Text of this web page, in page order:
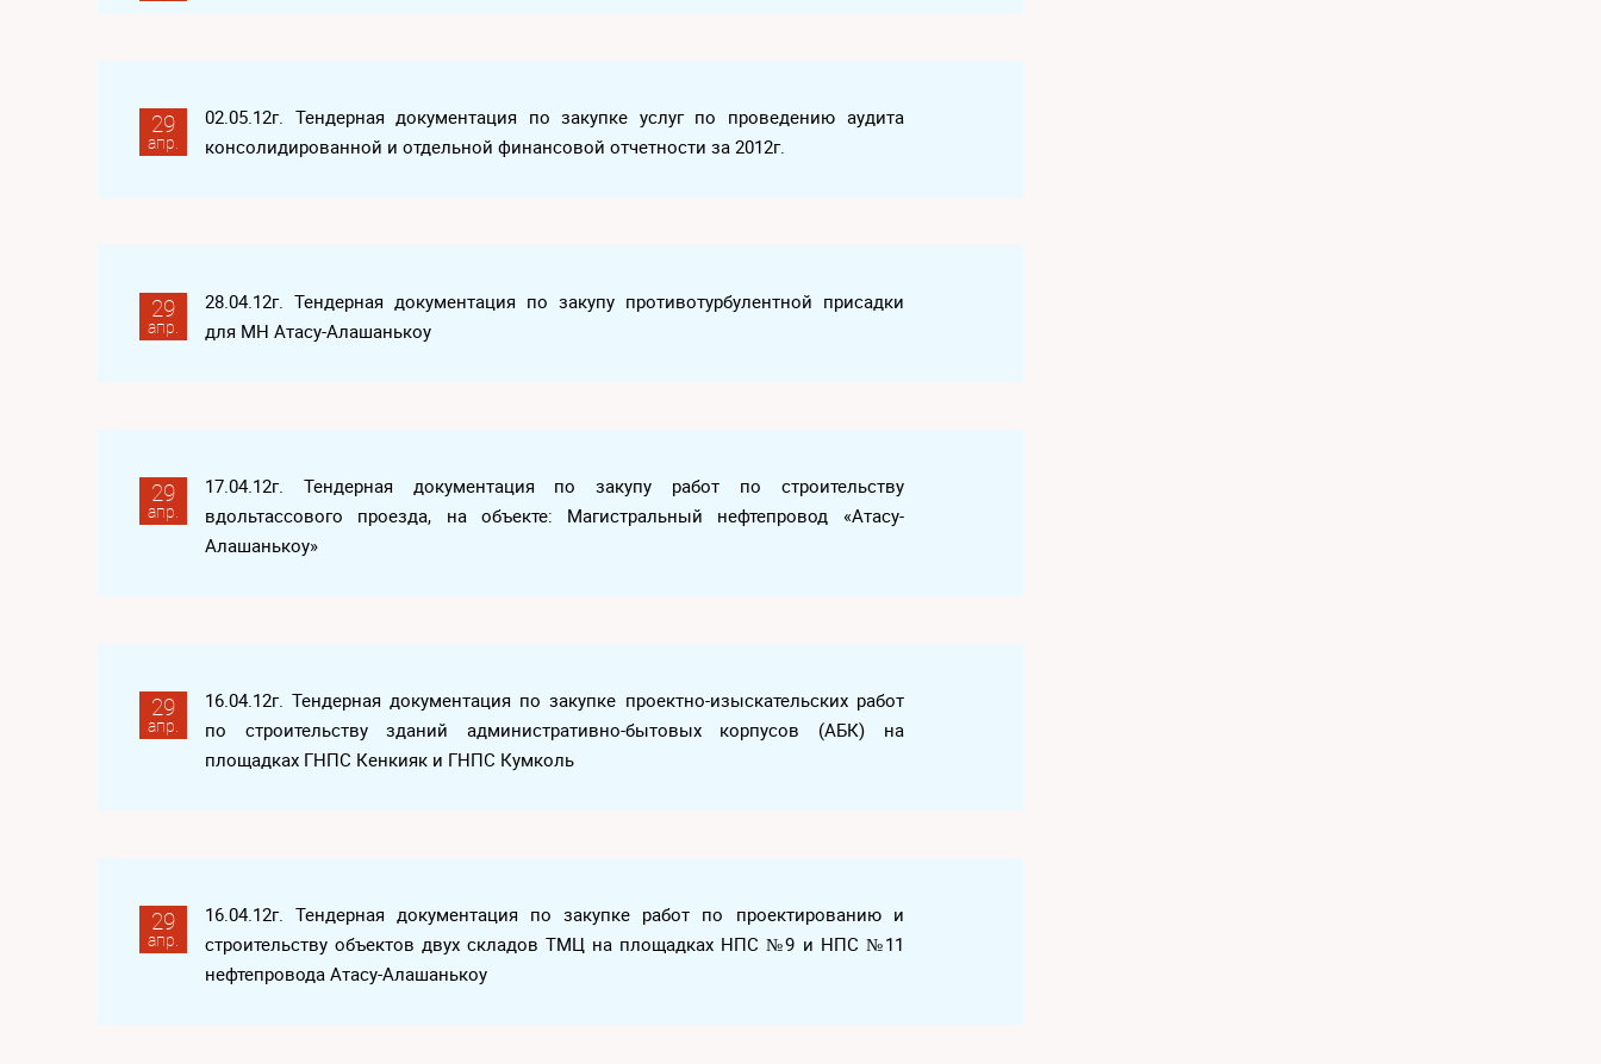
29
апр.
02.05.12г. Тендерная документация по закупке услуг по проведению аудита
консолидированной и отдельной финансовой отчетности за 2012г.
29
апр.
28.04.12г. Тендерная документация по закупу противотурбулентной присадки
для МН Атасу-Алашанькоу
29
апр.
17.04.12г. Тендерная документация по закупу работ по строительству
вдольтассового проезда, на объекте: Магистральный нефтепровод «Атасу-
Алашанькоу»
29
апр.
16.04.12г. Тендерная документация по закупке проектно-изыскательских работ
по строительству зданий административно-бытовых корпусов (АБК) на
площадках ГНПС Кенкияк и ГНПС Кумколь
29
апр.
16.04.12г. Тендерная документация по закупке работ по проектированию и
строительству объектов двух складов ТМЦ на площадках НПС №9 и НПС №11
нефтепровода Атасу-Алашанькоу